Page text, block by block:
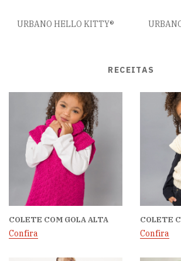
URBANO HELLO KITTY®
RECEITAS
COLETE COM GOLA ALTA
Confira
COLETE
Confira